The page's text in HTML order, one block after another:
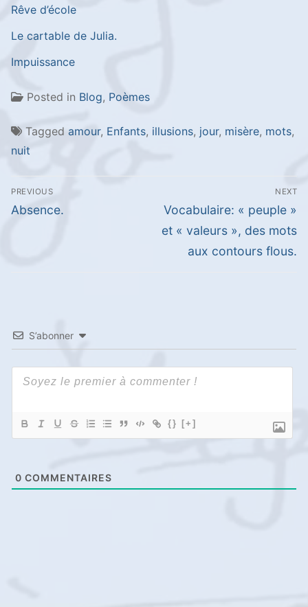
Rêve d’école
Le cartable de Julia.
Impuissance
Posted in Blog, Poèmes
Tagged amour, Enfants, illusions, jour, misère, mots,
nuit
Navigation
de
PREVIOUS
Previous
Absence.
NEXT
Next
post:
Vocabulaire: « peuple »
et « valeurs », des mots
aux contours flous.
S’abonner
{} [+]
0 COMMENTAIRES